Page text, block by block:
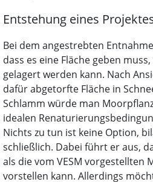
Entstehung eines
Bei dem angestrebten
dass es eine Fläche geben
gelagert werden kann. Nach
dafür abgetorfte Fläche in
Schlamm würde man
idealen
Nichts zu tun ist keine Option,
schließlich. Dabei führt er aus,
als die vom VESM vorgestellten
vorstellen kann. Allerdings